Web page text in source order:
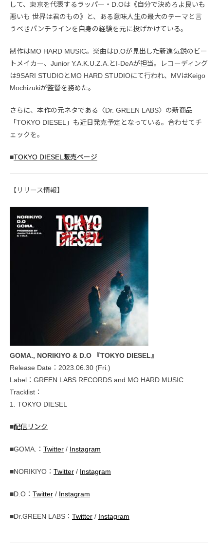
して、東京を代表するラッパー・D.Oは《自分で決めろよ良いも
悪いも 世界は君のもの》と、ある意味人生の最大のテーマと言
うべきパンチラインを自身の経験を元に投げかけている。
制作はMO HARD MUSIC。楽曲はD.Oが見出した新進気鋭のビー
トメイカー、Junior Y.A.K.U.Z.A.とI-DeAが担当。レコーディング
は9SARI STUDIOとMO HARD STUDIOにて行われ、MVはKeigo
Mochizukiが監督を務めた。
さらに、本作の元ネタである〈Dr. GREEN LABS〉の新商品
「TOKYO DIESEL」も近日発売予定となっている。合わせてチ
ェックを。
■TOKYO DIESEL販売ページ
【リリース情報】
GOMA., NORIKIYO & D.O 『TOKYO DIESEL』
Release Date：2023.06.30 (Fri.)
Label：GREEN LABS RECORDS and MO HARD MUSIC
Tracklist：
1. TOKYO DIESEL
■配信リンク
■GOMA.： Twitter / Instagram
■NORIKIYO： Twitter / Instagram
■D.O： Twitter / Instagram
■Dr.GREEN LABS： Twitter / Instagram